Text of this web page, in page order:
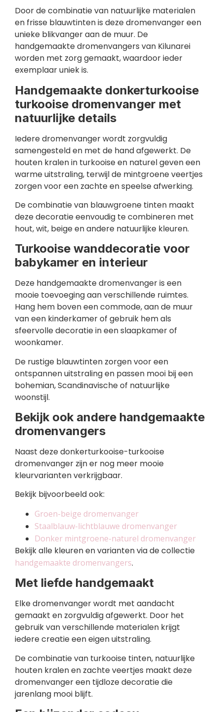
Door de combinatie van natuurlijke materialen
en frisse blauwtinten is deze dromenvanger een
unieke blikvanger aan de muur. De
handgemaakte dromenvangers van Kilunarei
worden met zorg gemaakt, waardoor ieder
exemplaar uniek is.
Handgemaakte donkerturkooise
turkooise dromenvanger met
natuurlijke details
Iedere dromenvanger wordt zorgvuldig
samengesteld en met de hand afgewerkt. De
houten kralen in turkooise en naturel geven een
warme uitstraling, terwijl de mintgroene veertjes
zorgen voor een zachte en speelse afwerking.
De combinatie van blauwgroene tinten maakt
deze decoratie eenvoudig te combineren met
hout, wit, beige en andere natuurlijke kleuren.
Turkooise wanddecoratie voor
babykamer en interieur
Deze handgemaakte dromenvanger is een
mooie toevoeging aan verschillende ruimtes.
Hang hem boven een commode, aan de muur
van een kinderkamer of gebruik hem als
sfeervolle decoratie in een slaapkamer of
woonkamer.
De rustige blauwtinten zorgen voor een
ontspannen uitstraling en passen mooi bij een
bohemian, Scandinavische of natuurlijke
woonstijl.
Bekijk ook andere handgemaakte
dromenvangers
Naast deze donkerturkooise-turkooise
dromenvanger zijn er nog meer mooie
kleurvarianten verkrijgbaar.
Bekijk bijvoorbeeld ook:
Groen-beige dromenvanger
Staalblauw-lichtblauwe dromenvanger
Donker mintgroene-naturel dromenvanger
Bekijk alle kleuren en varianten via de collectie
handgemaakte dromenvangers.
Met liefde handgemaakt
Elke dromenvanger wordt met aandacht
gemaakt en zorgvuldig afgewerkt. Door het
gebruik van verschillende materialen krijgt
iedere creatie een eigen uitstraling.
De combinatie van turkooise tinten, natuurlijke
houten kralen en zachte veertjes maakt deze
dromenvanger een tijdloze decoratie die
jarenlang mooi blijft.